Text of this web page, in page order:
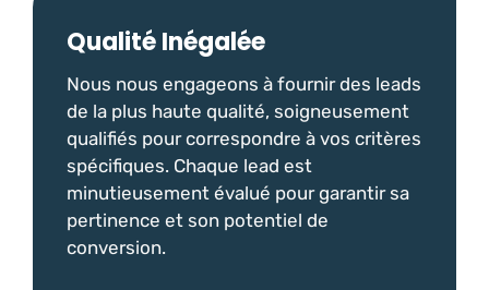
Qualité Inégalée
Nous nous engageons à fournir des leads
de la plus haute qualité, soigneusement
qualifiés pour correspondre à vos critères
spécifiques. Chaque lead est
minutieusement évalué pour garantir sa
pertinence et son potentiel de
conversion.